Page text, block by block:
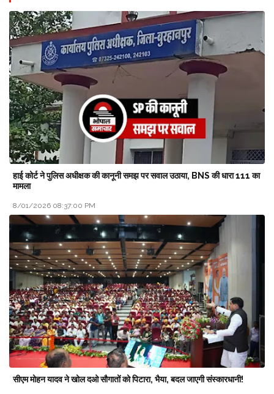
हाई कोर्ट ने पुलिस अधीक्षक की कानूनी समझ पर सवाल उठाया, BNS की धारा 111 का
मामला
8/01/2026 08:37:00 PM
सीएम मोहन यादव ने खोल दओ सौगातों को पिटारा, भैया, बदल जाएगी संस्कारधानी!